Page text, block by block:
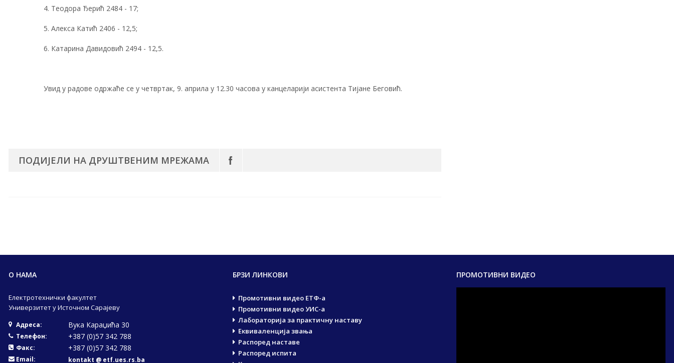
4. Теодора Ђерић 2484 - 17;
5. Алекса Катић 2406 - 12,5;
6. Катарина Давидовић 2494 - 12,5.
Увид у радове одржаће се у четвртак, 9. априла у 12.30 часова у канцеларији асистента Тијане Беговић.
ПОДИЈЕЛИ НА ДРУШТВЕНИМ МРЕЖАМА
О НАМА
Електротехнички факултет
Универзитет у Источном Сарајеву
Адреса: Вука Караџића 30
Телефон: +387 (0)57 342 788
Факс: +387 (0)57 342 788
Email: kontakt @ etf.ues.rs.ba
БРЗИ ЛИНКОВИ
Промотивни видео ЕТФ-а
Промотивни видео УИС-а
Лабораторија за практичну наставу
Еквиваленција звања
Распоред наставе
Распоред испита
ПРОМОТИВНИ ВИДЕО